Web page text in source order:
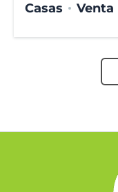
Casas Venta